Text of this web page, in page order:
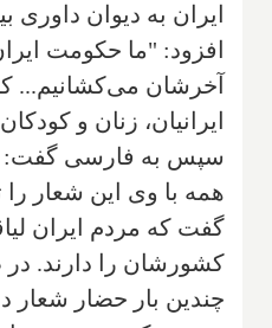
ایران به دیوان داوری
افزود: "ما حکومت
آخرشان می‌کشانیم...
ایرانیان، زنان و
سپس به فارسی گفت:
همه با وی این شعار را
گفت که مردم ایران
کشورشان را دارند.
چندین بار حضار شعار